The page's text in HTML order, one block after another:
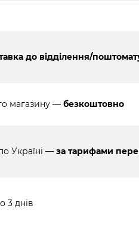
до відділення/
магазину — безкоштовно
Україні — за тарифами
3 днів